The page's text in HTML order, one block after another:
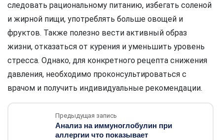
следовать рациональному питанию, избегать соленой
и жирной пищи, употреблять больше овощей и
фруктов. Также полезно вести активный образ
жизни, отказаться от курения и уменьшить уровень
стресса. Однако, для конкретного рецепта снижения
давления, необходимо проконсультироваться с
врачом и получить индивидуальные рекомендации.
Предыдущая запись
Анализ на иммуноглобулин при
аллергии что показывает